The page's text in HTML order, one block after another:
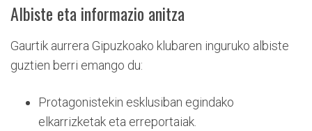
Albiste eta informazio anitza
Gaurtik aurrera Gipuzkoako klubaren inguruko albiste
guztien berri emango du:
Protagonistekin esklusiban egindako
elkarrizketak eta erreportaiak.